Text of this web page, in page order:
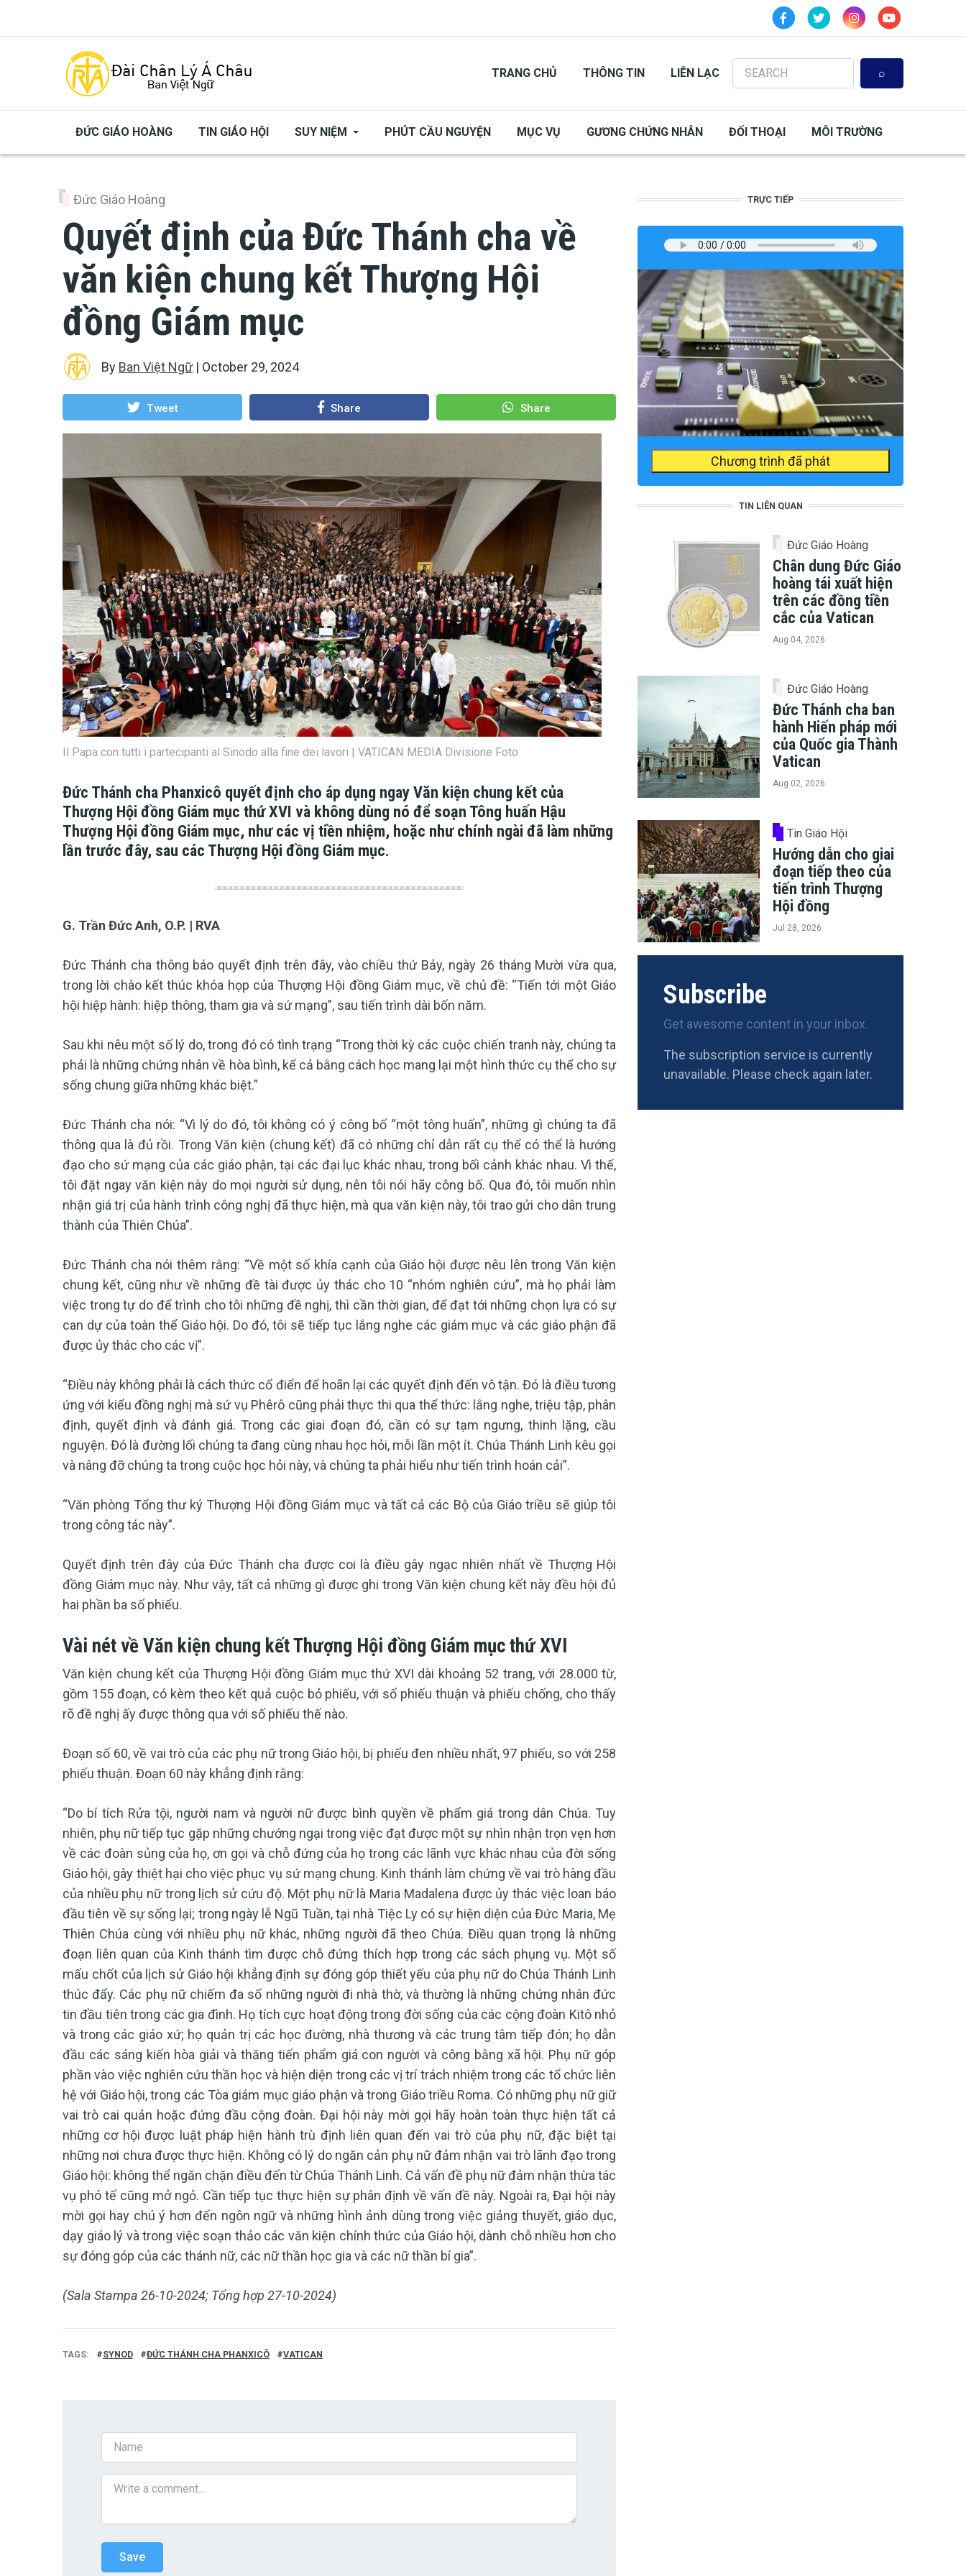
TRANG CHỦ THÔNG TIN LIÊN LẠC
Search
ĐỨC GIÁO HOÀNG TIN GIÁO HỘI SUY NIỆM PHÚT CẦU NGUYỆN MỤC VỤ GƯƠNG CHỨNG NHÂN ĐỐI THOẠI MÔI TRƯỜNG
Đức Giáo Hoàng
Quyết định của Đức Thánh cha về
văn kiện chung kết Thượng Hội
đồng Giám mục
By Ban Việt Ngữ| October 29, 2024
Tweet Share Share
Il Papa con tutti i partecipanti al Sinodo alla fine dei lavori | VATICAN MEDIA Divisione Foto
Đức Thánh cha Phanxicô quyết định cho áp dụng ngay Văn kiện chung kết của
Thượng Hội đồng Giám mục thứ XVI và không dùng nó để soạn Tông huấn Hậu
Thượng Hội đồng Giám mục, như các vị tiền nhiệm, hoặc như chính ngài đã làm những
lần trước đây, sau các Thượng Hội đồng Giám mục.
G. Trần Đức Anh, O.P. | RVA
Đức Thánh cha thông báo quyết định trên đây, vào chiều thứ Bảy, ngày 26 tháng Mười vừa qua,
trong lời chào kết thúc khóa họp của Thượng Hội đồng Giám mục, về chủ đề: “Tiến tới một Giáo
hội hiệp hành: hiệp thông, tham gia và sứ mạng”, sau tiến trình dài bốn năm.
Sau khi nêu một số lý do, trong đó có tình trạng “Trong thời kỳ các cuộc chiến tranh này, chúng ta
phải là những chứng nhân về hòa bình, kể cả bằng cách học mang lại một hình thức cụ thể cho sự
sống chung giữa những khác biệt.”
Đức Thánh cha nói: “Vì lý do đó, tôi không có ý công bố “một tông huấn”, những gì chúng ta đã
thông qua là đủ rồi. Trong Văn kiện (chung kết) đã có những chỉ dẫn rất cụ thể có thể là hướng
đạo cho sứ mạng của các giáo phận, tại các đại lục khác nhau, trong bối cảnh khác nhau. Vì thế,
tôi đặt ngay văn kiện này do mọi người sử dụng, nên tôi nói hãy công bố. Qua đó, tôi muốn nhìn
nhận giá trị của hành trình công nghị đã thực hiện, mà qua văn kiện này, tôi trao gửi cho dân trung
thành của Thiên Chúa”.
Đức Thánh cha nói thêm rằng: “Về một số khía cạnh của Giáo hội được nêu lên trong Văn kiện
chung kết, cũng như về những đề tài được ủy thác cho 10 “nhóm nghiên cứu”, mà họ phải làm
việc trong tự do để trình cho tôi những đề nghị, thì cần thời gian, để đạt tới những chọn lựa có sự
can dự của toàn thể Giáo hội. Do đó, tôi sẽ tiếp tục lắng nghe các giám mục và các giáo phận đã
được ủy thác cho các vị”.
“Điều này không phải là cách thức cổ điển để hoãn lại các quyết định đến vô tận. Đó là điều tương
ứng với kiểu đồng nghị mà sứ vụ Phêrô cũng phải thực thi qua thể thức: lắng nghe, triệu tập, phân
định, quyết định và đánh giá. Trong các giai đoạn đó, cần có sự tạm ngưng, thinh lặng, cầu
nguyện. Đó là đường lối chúng ta đang cùng nhau học hỏi, mỗi lần một ít. Chúa Thánh Linh kêu gọi
và nâng đỡ chúng ta trong cuộc học hỏi này, và chúng ta phải hiểu như tiến trình hoán cải”.
“Văn phòng Tổng thư ký Thượng Hội đồng Giám mục và tất cả các Bộ của Giáo triều sẽ giúp tôi
trong công tác này”.
Quyết định trên đây của Đức Thánh cha được coi là điều gây ngạc nhiên nhất về Thượng Hội
đồng Giám mục này. Như vậy, tất cả những gì được ghi trong Văn kiện chung kết này đều hội đủ
hai phần ba số phiếu.
Vài nét về Văn kiện chung kết Thượng Hội đồng Giám mục thứ XVI
Văn kiện chung kết của Thượng Hội đồng Giám mục thứ XVI dài khoảng 52 trang, với 28.000 từ,
gồm 155 đoạn, có kèm theo kết quả cuộc bỏ phiếu, với số phiếu thuận và phiếu chống, cho thấy
rõ đề nghị ấy được thông qua với số phiếu thế nào.
Đoạn số 60, về vai trò của các phụ nữ trong Giáo hội, bị phiếu đen nhiều nhất, 97 phiếu, so với 258
phiếu thuận. Đoạn 60 này khẳng định rằng:
“Do bí tích Rửa tội, người nam và người nữ được bình quyền về phẩm giá trong dân Chúa. Tuy
nhiên, phụ nữ tiếp tục gặp những chướng ngại trong việc đạt được một sự nhìn nhận trọn vẹn hơn
về các đoàn sủng của họ, ơn gọi và chỗ đứng của họ trong các lãnh vực khác nhau của đời sống
Giáo hội, gây thiệt hại cho việc phục vụ sứ mạng chung. Kinh thánh làm chứng về vai trò hàng đầu
của nhiều phụ nữ trong lịch sử cứu độ. Một phụ nữ là Maria Madalena được ủy thác việc loan báo
đầu tiên về sự sống lại; trong ngày lễ Ngũ Tuần, tại nhà Tiệc Ly có sự hiện diện của Đức Maria, Mẹ
Thiên Chúa cùng với nhiều phụ nữ khác, những người đã theo Chúa. Điều quan trọng là những
đoạn liên quan của Kinh thánh tìm được chỗ đứng thích hợp trong các sách phụng vụ. Một số
mấu chốt của lịch sử Giáo hội khẳng định sự đóng góp thiết yếu của phụ nữ do Chúa Thánh Linh
thúc đẩy. Các phụ nữ chiếm đa số những người đi nhà thờ, và thường là những chứng nhân đức
tin đầu tiên trong các gia đình. Họ tích cực hoạt động trong đời sống của các cộng đoàn Kitô nhỏ
và trong các giáo xứ; họ quản trị các học đường, nhà thương và các trung tâm tiếp đón; họ dẫn
đầu các sáng kiến hòa giải và thăng tiến phẩm giá con người và công bằng xã hội. Phụ nữ góp
phần vào việc nghiên cứu thần học và hiện diện trong các vị trí trách nhiệm trong các tổ chức liên
hệ với Giáo hội, trong các Tòa giám mục giáo phận và trong Giáo triều Roma. Có những phụ nữ giữ
vai trò cai quản hoặc đứng đầu cộng đoàn. Đại hội này mời gọi hãy hoàn toàn thực hiện tất cả
những cơ hội được luật pháp hiện hành trù định liên quan đến vai trò của phụ nữ, đặc biệt tại
những nơi chưa được thực hiện. Không có lý do ngăn cản phụ nữ đảm nhận vai trò lãnh đạo trong
Giáo hội: không thể ngăn chặn điều đến từ Chúa Thánh Linh. Cả vấn đề phụ nữ đảm nhận thừa tác
vụ phó tế cũng mở ngỏ. Cần tiếp tục thực hiện sự phân định về vấn đề này. Ngoài ra, Đại hội này
mời gọi hay chú ý hơn đến ngôn ngữ và những hình ảnh dùng trong việc giảng thuyết, giáo dục,
dạy giáo lý và trong việc soạn thảo các văn kiện chính thức của Giáo hội, dành chỗ nhiều hơn cho
sự đóng góp của các thánh nữ, các nữ thần học gia và các nữ thần bí gia”.
(Sala Stampa 26-10-2024; Tổng hợp 27-10-2024)
TAGS SYNOD ​​​​​​​ĐỨC THÁNH CHA PHANXICÔ VATICAN
TRỰC TIẾP
Chương trình đã phát
TIN LIÊN QUAN
Đức Giáo Hoàng
Chân dung Đức Giáo
hoàng tái xuất hiện
trên các đồng tiền
cắc của Vatican
Aug 04, 2026
Đức Giáo Hoàng
Đức Thánh cha ban
hành Hiến pháp mới
của Quốc gia Thành
Vatican
Aug 02, 2026
Tin Giáo Hội
Hướng dẫn cho giai
đoạn tiếp theo của
tiến trình Thượng
Hội đồng
Jul 28, 2026
Subscribe
Get awesome content in your inbox.
The subscription service is currently
unavailable. Please check again later.